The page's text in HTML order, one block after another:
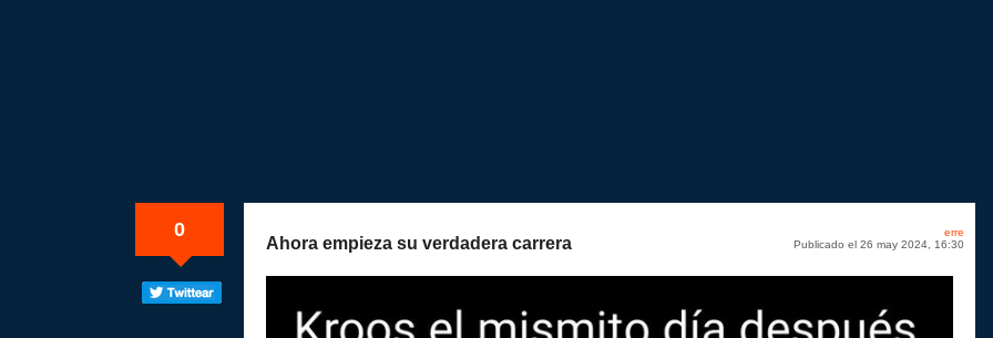
0
erre
Publicado el 26 may 2024, 16:30
Ahora empieza su verdadera carrera